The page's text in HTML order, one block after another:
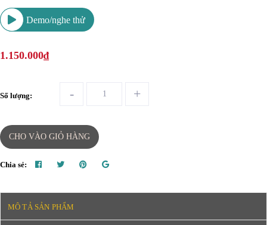
Demo/nghe thử
1.150.000₫
Số lượng: - +
CHO VÀO GIỎ HÀNG
Chia sẻ:
MÔ TẢ SẢN PHẨM